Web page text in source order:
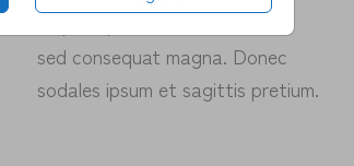
aliquet quam laoreet sed. Nam
sed consequat magna. Donec
sodales ipsum et sagittis pretium.